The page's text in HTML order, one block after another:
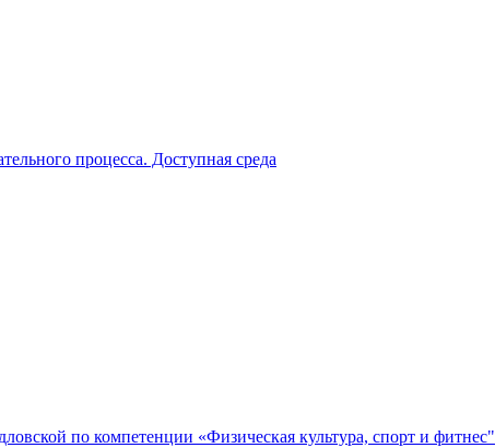
процесса. Доступная среда
по компетенции «Физическая культура, спорт и фитнес"